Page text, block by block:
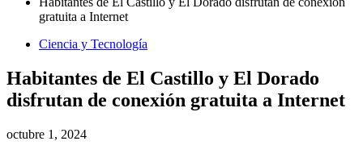
gratuita a Internet
Ciencia y Tecnología
Habitantes de El Castillo y El Dorado
disfrutan de conexión gratuita a Internet
octubre 1, 2024